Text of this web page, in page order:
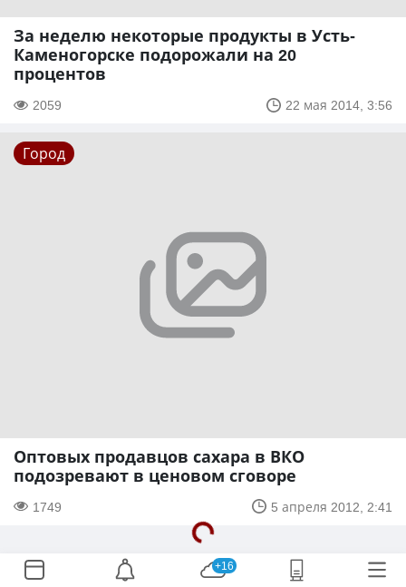
За неделю некоторые продукты в Усть-
Каменогорске подорожали на 20
процентов
2059 22 мая 2014, 3:56
Город
Оптовых продавцов сахара в ВКО
подозревают в ценовом сговоре
1749 5 апреля 2012, 2:41
+16